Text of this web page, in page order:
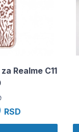
Realme C11
RSD